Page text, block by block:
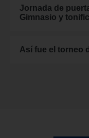
Jornada de
Gimnasio y
Así fue el torneo